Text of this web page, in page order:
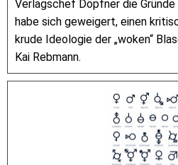
Verlagschef Döpfner die Gründe
habe sich geweigert, einen
krude Ideologie der „woken“
Kai Rebmann.